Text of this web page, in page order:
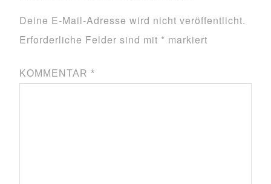
Deine E-Mail-Adresse wird nicht veröffentlicht.
Erforderliche Felder sind mit * markiert
KOMMENTAR*